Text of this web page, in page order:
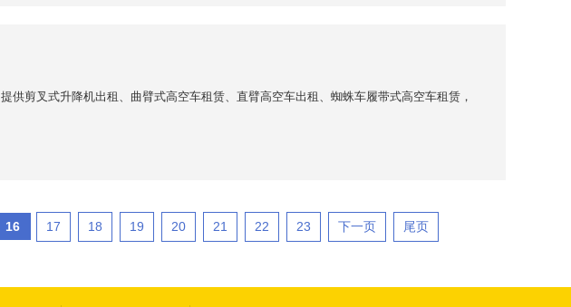
供剪叉式升降机出租、曲臂式高空车租赁、直臂高空车出租、蜘蛛车履带式高空车租赁，
16 17 18 19 20 21 22 23 下一页 尾页